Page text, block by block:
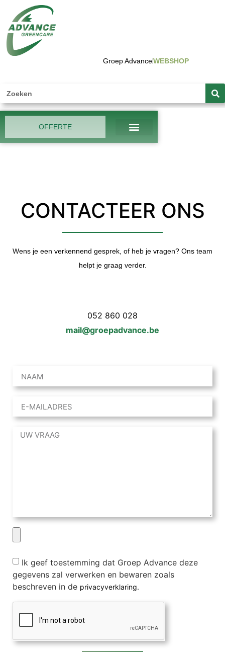
Groep AdvanceWEBSHOP
OFFERTE
CONTACTEER ONS
Wens je een verkennend gesprek, of heb je vragen? Ons team
helpt je graag verder.
052 860 028
mail@groepadvance.be
Ik geef toestemming dat Groep Advance deze
gegevens zal verwerken en bewaren zoals
beschreven in de privacyverklaring.